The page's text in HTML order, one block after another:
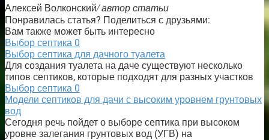
Алексей Волконский/ автор статьи
Понравилась статья? Поделиться с друзьями:
Вам также может быть интересно
Выбор септика 0
Выбор септика для дачного туалета
Для создания туалета на даче существуют несколько
типов септиков, которые подходят для разных участков
Выбор септика 0
Модели септиков для дачи с высоким уровнем грунтовых
вод
Сегодня речь пойдет о выборе септика при высоком
уровне залегания грунтовых вод (УГВ) на